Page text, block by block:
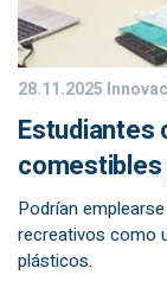
28.11.2025
Estudiantes
comestibles
Podrían
recreativos como
plásticos.